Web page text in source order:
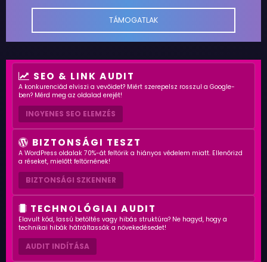
TÁMOGATLAK
SEO & LINK AUDIT
A konkurenciád elviszi a vevőidet? Miért szerepelsz rosszul a Google-
ben? Mérd meg az oldalad erejét!
INGYENES SEO ELEMZÉS
BIZTONSÁGI TESZT
A WordPress oldalak 70%-át feltörik a hiányos védelem miatt. Ellenőrizd
a réseket, mielőtt feltörnének!
BIZTONSÁGI SZKENNER
TECHNOLÓGIAI AUDIT
Elavult kód, lassú betöltés vagy hibás struktúra? Ne hagyd, hogy a
technikai hibák hátráltassák a növekedésedet!
AUDIT INDÍTÁSA